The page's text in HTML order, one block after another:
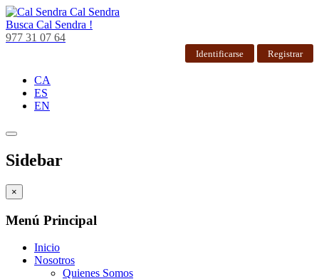
Cal Sendra
Busca Cal Sendra !
977 31 07 64
Identificarse Registrar
CA
ES
EN
Sidebar
×
Menú Principal
Inicio
Nosotros
Quienes Somos